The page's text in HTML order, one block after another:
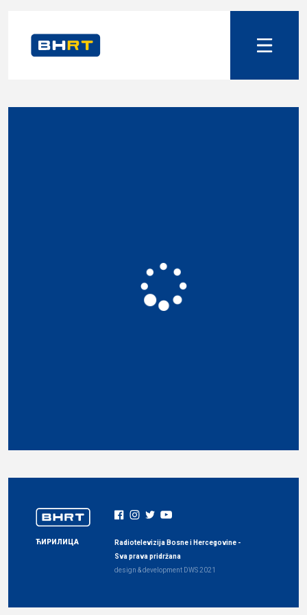
ЋИРИЛИЦА
Radiotelevizija Bosne i Hercegovine -
Sva prava pridržana
design & development DWS2021